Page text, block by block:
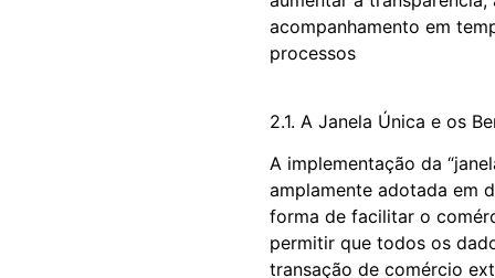
acompanhamento em
processos
2.1. A Janela Única e os
A implementação da
amplamente adotada em
forma de facilitar o
permitir que todos os
transação de comércio